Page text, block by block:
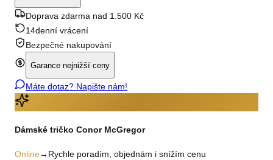
Doprava zdarma nad 1.500 Kč
14denní vrácení
Bezpečné nakupování
Garance nejnižší ceny
Máte dotaz? Napište nám!
Dámské tričko Conor McGregor
Online→ Rychle poradím, objednám i snížím cenu